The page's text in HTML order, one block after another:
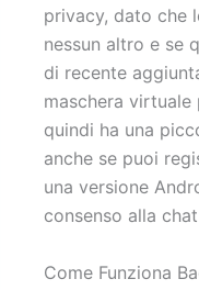
privacy, dato che
nessun altro e se
di recente
maschera virtuale
quindi ha una
anche se puoi
una versione
consenso alla
Come Funziona